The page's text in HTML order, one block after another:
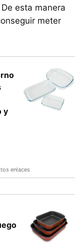
esta manera
meter
y
enlaces